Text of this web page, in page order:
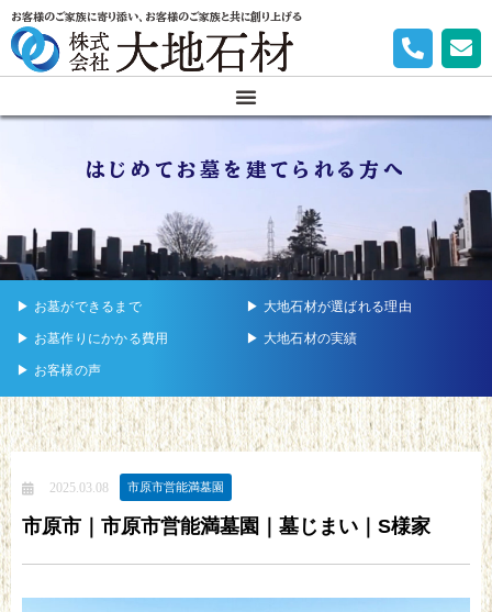
お客様のご家族に寄り添い、お客様のご家族と共に創り上げる
はじめてお墓を建てられる方へ
▶︎ お墓ができるまで ▶︎ 大地石材が選ばれる理由
▶︎ お墓作りにかかる費用 ▶︎ 大地石材の実績
▶︎ お客様の声
2025.03.08 市原市営能満墓園
市原市｜市原市営能満墓園｜墓じまい｜S様家